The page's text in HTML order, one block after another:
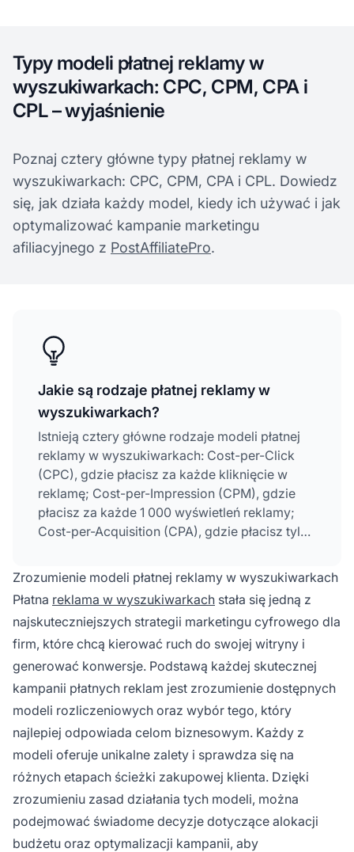
Typy modeli płatnej reklamy w
wyszukiwarkach: CPC, CPM, CPA i
CPL – wyjaśnienie
Poznaj cztery główne typy płatnej reklamy w
wyszukiwarkach: CPC, CPM, CPA i CPL. Dowiedz
się, jak działa każdy model, kiedy ich używać i jak
optymalizować kampanie marketingu
afiliacyjnego z PostAffiliatePro.
Jakie są rodzaje płatnej reklamy w
wyszukiwarkach?
Istnieją cztery główne rodzaje modeli płatnej
reklamy w wyszukiwarkach: Cost-per-Click
(CPC), gdzie płacisz za każde kliknięcie w
reklamę; Cost-per-Impression (CPM), gdzie
płacisz za każde 1 000 wyświetleń reklamy;
Cost-per-Acquisition (CPA), gdzie płacisz tylko
akcję; oraz Cost-per-Lead (CPL), gdzie płacisz
za każdy pozyskany, kwalifikowany lead.
Zrozumienie modeli płatnej reklamy w wyszukiwarkach
Płatna reklama w wyszukiwarkach stała się jedną z
najskuteczniejszych strategii marketingu cyfrowego dla
firm, które chcą kierować ruch do swojej witryny i
generować konwersje. Podstawą każdej skutecznej
kampanii płatnych reklam jest zrozumienie dostępnych
modeli rozliczeniowych oraz wybór tego, który
najlepiej odpowiada celom biznesowym. Każdy z
modeli oferuje unikalne zalety i sprawdza się na
różnych etapach ścieżki zakupowej klienta. Dzięki
zrozumieniu zasad działania tych modeli, można
podejmować świadome decyzje dotyczące alokacji
budżetu oraz optymalizacji kampanii, aby